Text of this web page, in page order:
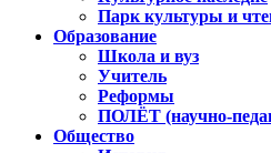
Парк культуры и
Образование
Школа и вуз
Учитель
Реформы
ПОЛЁТ (научно-
Общество